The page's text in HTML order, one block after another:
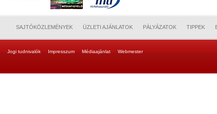
SAJTÓKÖZLEMÉNYEK ÜZLETI AJÁNLATOK PÁLYÁZATOK TIPPEK
Jogi tudnivalók Impresszum Médiaajánlat Webmester